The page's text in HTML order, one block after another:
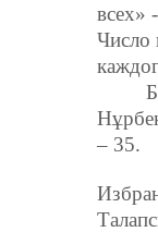
всех»
Число
– 35.